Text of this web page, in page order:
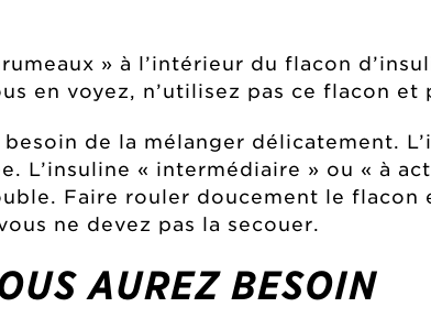
» à l’intérieur du flacon
en voyez, n’utilisez pas ce flacon et
de la mélanger délicatement.
L’insuline « intermédiaire » ou « à
Faire rouler doucement le flacon
ne devez pas la secouer.
AUREZ BESOIN